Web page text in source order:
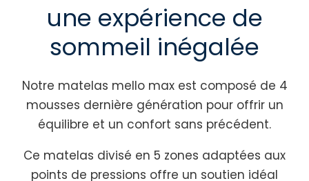
une expérience de
sommeil inégalée
Notre matelas mello max est composé de 4
mousses dernière génération pour offrir un
équilibre et un confort sans précédent.
Ce matelas divisé en 5 zones adaptées aux
points de pressions offre un soutien idéal